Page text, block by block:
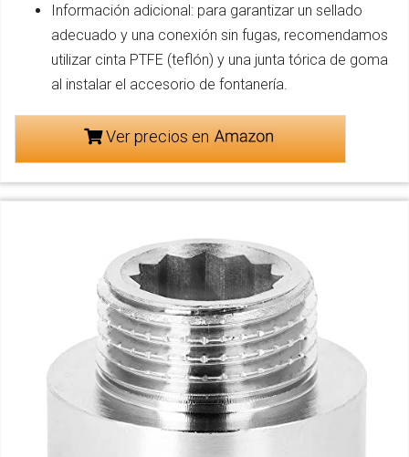
Información adicional: para garantizar un sellado
adecuado y una conexión sin fugas, recomendamos
utilizar cinta PTFE (teflón) y una junta tórica de goma
al instalar el accesorio de fontanería.
Ver precios en